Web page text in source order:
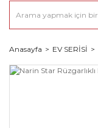
Anasayfa EV SERİSİ